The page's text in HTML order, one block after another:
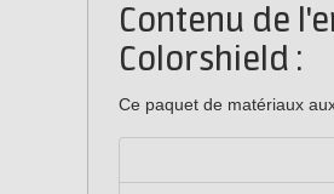
Contenu de
Colorshield :
Ce paquet de matériaux